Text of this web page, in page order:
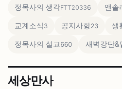
정목사의 생각FTT20336 앤솔
교계소식3 공지사항23 생
정목사의 설교660 새벽강단&
세상만사